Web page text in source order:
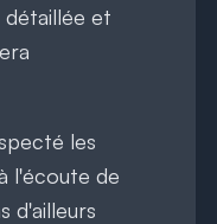
et
les
l'écoute de
d'ailleurs